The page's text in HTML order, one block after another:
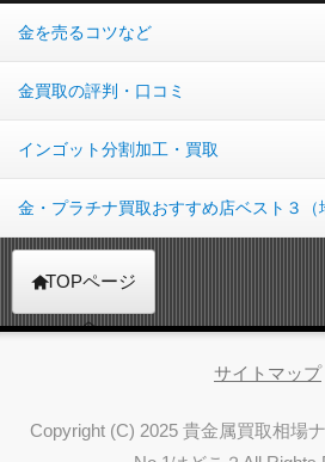
金を売るコツなど
金買取の評判・口コミ
インゴット分割加工・買取
金・プラチナ買取おすすめ店ベスト３（
TOPページ
へ
サイトマップ
Copyright (C) 2025 貴金属買取相場